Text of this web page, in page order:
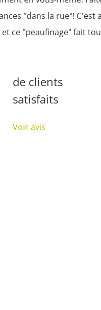
"dans la rue"! C'est
ce "peaufinage" fait
de clients
satisfaits
Voir avis